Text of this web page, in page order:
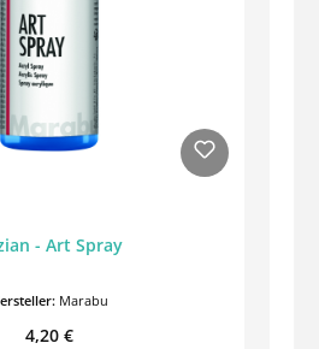
- Art Spray
Marabu
Regulärer Preis:
4,20 €